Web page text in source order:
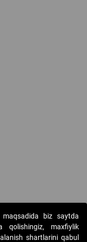
maqsadida biz saytda
qolishingiz, maxfiylik
shartlarini qabul